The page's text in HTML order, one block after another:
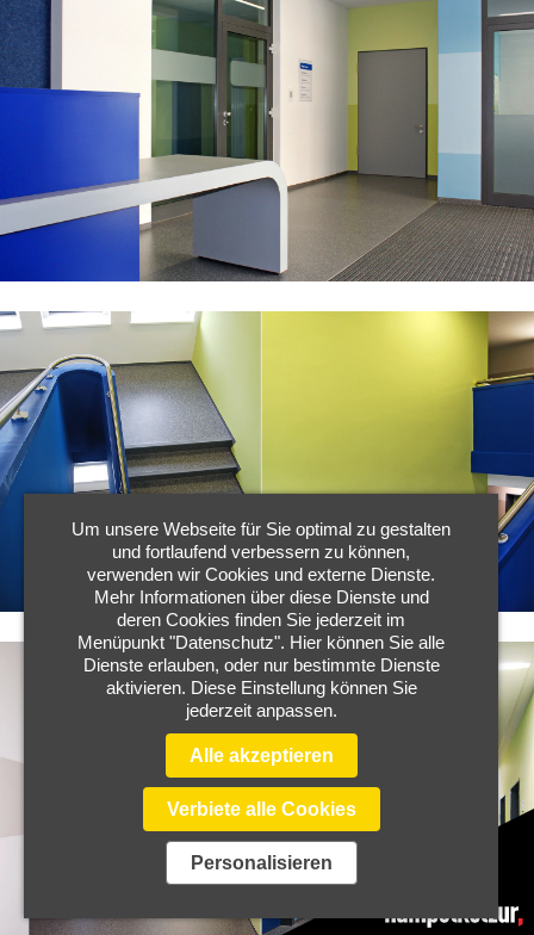
Um unsere Webseite für Sie optimal zu gestalten
und fortlaufend verbessern zu können,
verwenden wir Cookies und externe Dienste.
Mehr Informationen über diese Dienste und
deren Cookies finden Sie jederzeit im
Menüpunkt "Datenschutz". Hier können Sie alle
Dienste erlauben, oder nur bestimmte Dienste
aktivieren. Diese Einstellung können Sie
jederzeit anpassen.
Alle akzeptieren
Verbiete alle Cookies
Personalisieren